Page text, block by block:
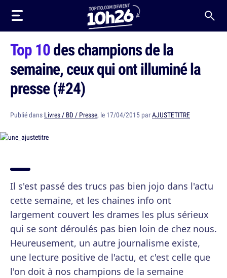
Top 10des champions de la
semaine, ceux qui ont illuminé la
presse (#24)
Publié dans Livres / BD / Presse, le 17/04/2015 parAJUSTETITRE
Il s'est passé des trucs pas bien jojo dans l'actu
cette semaine, et les chaines info ont
largement couvert les drames les plus sérieux
qui se sont déroulés pas bien loin de chez nous.
Heureusement, un autre journalisme existe,
une lecture positive de l'actu, et c'est celle que
l'on doit à nos champions de la semaine